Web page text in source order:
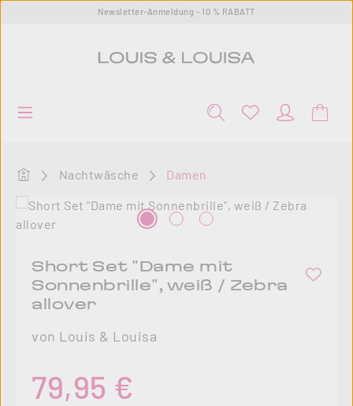
Zum Hauptinhalt springenNewsletter-Anmeldung - 10 % RABATT
Startseite
Nachtwäsche
Damen
Bildergalerie überspringen
Short Set "Dame mit
Sonnenbrille", weiß / Zebra
allover
von Louis & Louisa
79,95 €